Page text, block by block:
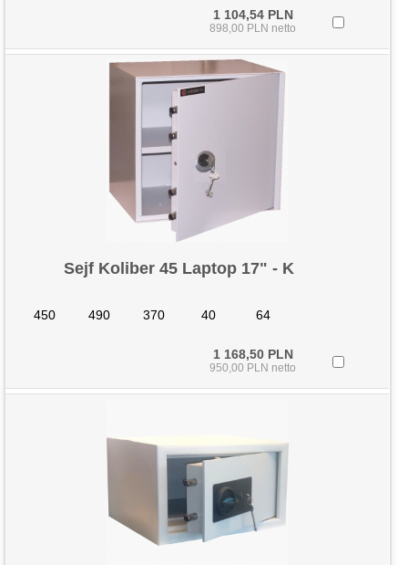
1 104,54 PLN
898,00 PLN netto
Sejf Koliber 45 Laptop 17" - K
450 490 370 40 64
1 168,50 PLN
950,00 PLN netto